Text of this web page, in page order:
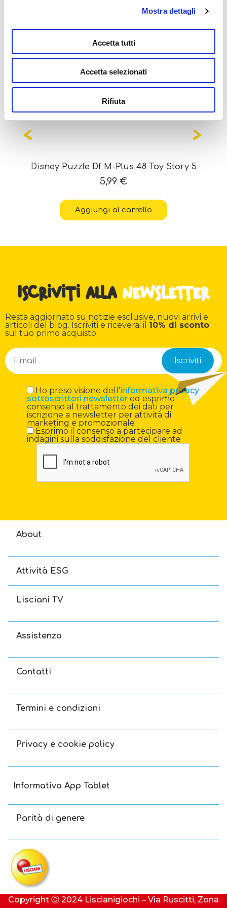
Mostra dettagli
Accetta tutti
Accetta selezionati
Rifiuta
Potrebbe interessarti
anche...
Disney Puzzle Df M-Plus 48 Toy Story 5
5,99 €
Aggiungi al carrello
Iscriviti alla newsletter
Resta aggiornato su notizie esclusive, nuovi arrivi e
articoli del blog. Iscriviti e riceverai il 10% di sconto
sul tuo primo acquisto
Ho preso visione dell’informativa privacy
sottoscrittori newslettered esprimo
consenso al trattamento dei dati per
iscrizione a newsletter per attività di
marketing e promozionale
Esprimo il consenso a partecipare ad
indagini sulla soddisfazione del cliente
About
Attività ESG
Lisciani TV
Assistenza
Contatti
Termini e condizioni
Privacy e cookie policy
Informativa App Tablet
Parità di genere
Copyright Ⓒ 2024 Liscianigiochi – Via Ruscitti, Zona